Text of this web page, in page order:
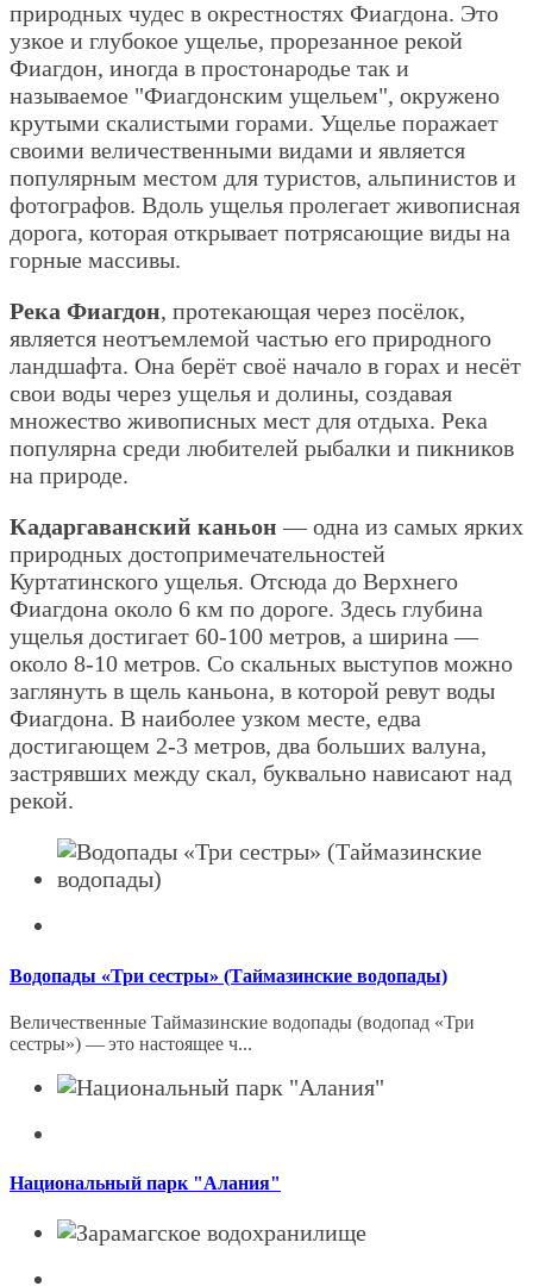
природных чудес в окрестностях Фиагдона. Это
узкое и глубокое ущелье, прорезанное рекой
Фиагдон, иногда в простонародье так и
называемое "Фиагдонским ущельем", окружено
крутыми скалистыми горами. Ущелье поражает
своими величественными видами и является
популярным местом для туристов, альпинистов и
фотографов. Вдоль ущелья пролегает живописная
дорога, которая открывает потрясающие виды на
горные массивы.
Река Фиагдон, протекающая через посёлок,
является неотъемлемой частью его природного
ландшафта. Она берёт своё начало в горах и несёт
свои воды через ущелья и долины, создавая
множество живописных мест для отдыха. Река
популярна среди любителей рыбалки и пикников
на природе.
Кадаргаванский каньон — одна из самых ярких
природных достопримечательностей
Куртатинского ущелья. Отсюда до Верхнего
Фиагдона около 6 км по дороге. Здесь глубина
ущелья достигает 60-100 метров, а ширина —
около 8-10 метров. Со скальных выступов можно
заглянуть в щель каньона, в которой ревут воды
Фиагдона. В наиболее узком месте, едва
достигающем 2-3 метров, два больших валуна,
застрявших между скал, буквально нависают над
рекой.
Водопады «Три сестры» (Таймазинские водопады)
Величественные Таймазинские водопады (водопад «Три
сестры») — это настоящее ч...
Национальный парк "Алания"